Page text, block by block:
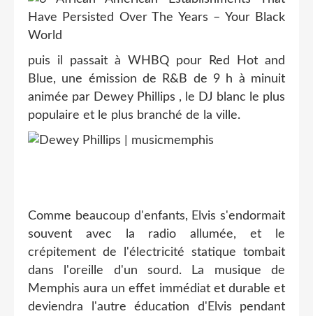
puis il passait à WHBQ pour Red Hot and
Blue, une émission de R&B de 9 h à minuit
animée par Dewey Phillips , le DJ blanc le plus
populaire et le plus branché de la ville.
Comme beaucoup d'enfants, Elvis s'endormait
souvent avec la radio allumée, et le
crépitement de l'électricité statique tombait
dans l'oreille d'un sourd. La musique de
Memphis aura un effet immédiat et durable et
deviendra l'autre éducation d'Elvis pendant